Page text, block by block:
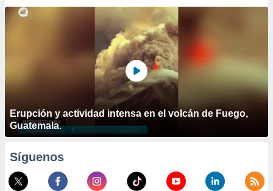
Erupción y actividad intensa en el volcán de Fuego,
Guatemala.
Síguenos